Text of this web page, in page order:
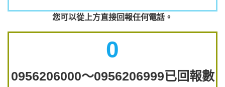
您可以從上方直接回報任何電話。
0
0956206000～0956206999已回報數